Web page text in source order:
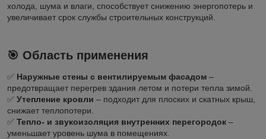
холода, шума и влаги, способствует снижению энергопотерь и
увеличивает срок службы строительных конструкций.
🎯 Область применения
✅ Наружные стены с вентилируемым фасадом –
предотвращает перегрев здания летом и потери тепла зимой.
✅ Утепление кровли – подходит для плоских и скатных крыш,
снижает теплопотери.
✅ Тепло- и звукоизоляция внутренних перегородок –
уменьшает уровень шума в помещениях.